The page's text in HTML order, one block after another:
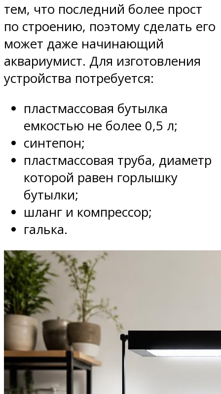
тем, что последний более прост
по строению, поэтому сделать его
может даже начинающий
аквариумист. Для изготовления
устройства потребуется:
пластмассовая бутылка
емкостью не более 0,5 л;
синтепон;
пластмассовая труба, диаметр
которой равен горлышку
бутылки;
шланг и компрессор;
галька.